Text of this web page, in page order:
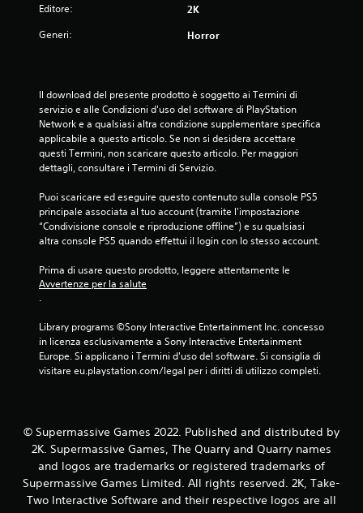
s
u
c
i
n
q
d
a
v
a
l
Editore: 2K
Generi: Horror
Il download del presente prodotto è soggetto ai Termini di
servizio e alle Condizioni d'uso del software di PlayStation
Network e a qualsiasi altra condizione supplementare specifica
applicabile a questo articolo. Se non si desidera accettare
questi Termini, non scaricare questo articolo. Per maggiori
dettagli, consultare i Termini di Servizio.
Puoi scaricare ed eseguire questo contenuto sulla console PS5
principale associata al tuo account (tramite l'impostazione
“Condivisione console e riproduzione offline”) e su qualsiasi
altra console PS5 quando effettui il login con lo stesso account.
Prima di usare questo prodotto, leggere attentamente le
Avvertenze per la salute
.
Library programs ©Sony Interactive Entertainment Inc. concesso
in licenza esclusivamente a Sony Interactive Entertainment
Europe. Si applicano i Termini d'uso del software. Si consiglia di
visitare eu.playstation.com/legal per i diritti di utilizzo completi.
© Supermassive Games 2022. Published and distributed by
2K. Supermassive Games, The Quarry and Quarry names
and logos are trademarks or registered trademarks of
Supermassive Games Limited. All rights reserved. 2K, Take-
Two Interactive Software and their respective logos are all